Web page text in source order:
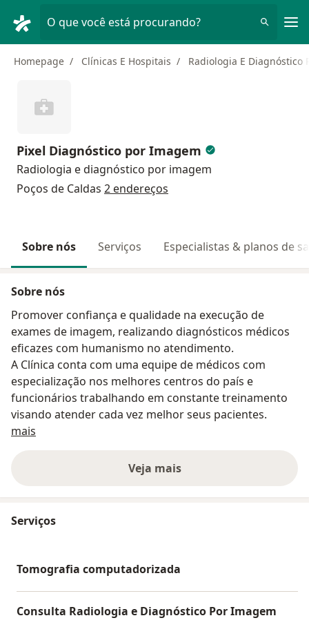
O que você está procurando?
Homepage Clínicas E Hospitais Radiologia E Diagnóstico
Pixel Diagnóstico por Imagem
Radiologia e diagnóstico por imagem
Poços de Caldas 2 endereços
Sobre nós Serviços Especialistas & planos de
Sobre nós
Promover confiança e qualidade na execução de
exames de imagem, realizando diagnósticos médicos
eficazes com humanismo no atendimento.
A Clínica conta com uma equipe de médicos com
especialização nos melhores centros do país e
funcionários trabalhando em constante treinamento
visando atender cada vez melhor seus pacientes.
mais
Veja mais
Serviços
Tomografia computadorizada
Consulta Radiologia e Diagnóstico Por Imagem